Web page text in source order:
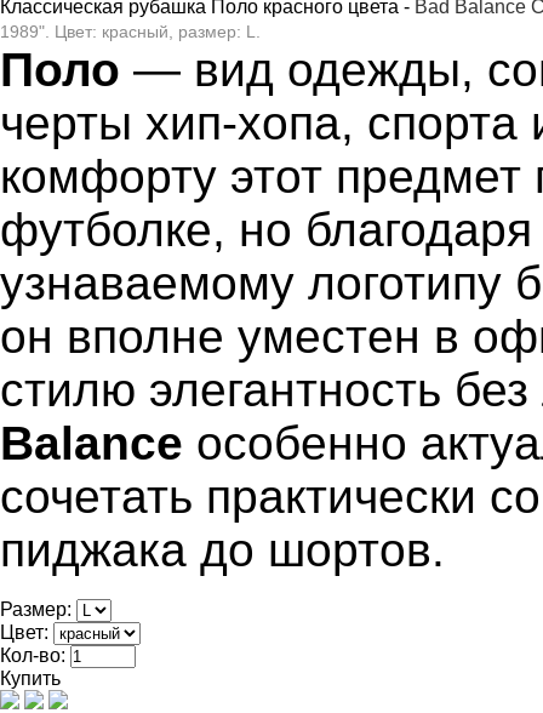
Классическая рубашка Поло красного цвета - Bad Balance
1989". Цвет: красный, размер: L.
Поло — вид одежды,
черты хип-хопа,
комфорту этот предмет
футболке, но
узнаваемому логотипу
он вполне уместен в
стилю элегантность
Balance особенно
сочетать практически
пиджака до шортов.
Размер:
Цвет:
Кол-во:
Купить